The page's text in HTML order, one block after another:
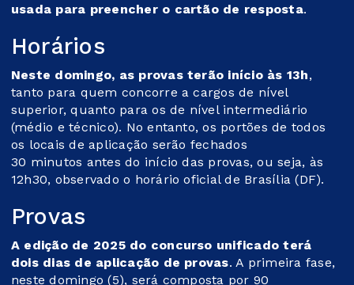
usada para preencher o cartão de resposta.
Horários
Neste domingo, as provas terão início às 13h,
tanto para quem concorre a cargos de nível
superior, quanto para os de nível intermediário
(médio e técnico). No entanto, os portões de todos
os locais de aplicação serão fechados
30 minutos antes do início das provas, ou seja, às
12h30, observado o horário oficial de Brasília (DF).
Provas
A edição de 2025 do concurso unificado terá
dois dias de aplicação de provas. A primeira fase,
neste domingo (5), será composta por 90